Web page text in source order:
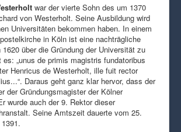
war der vierte Sohn des um 1370
von Westerholt. Seine Ausbildung wird
Universitäten bekommen haben. In einem
in Köln ist eine nachträgliche
über die Gründung der Universität zu
„unus de primis magistris fundatoribus
Henricus de Westerholt, ille fuit rector
Daraus geht ganz klar hervor, dass der
der Gründungsmagister der Kölner
wurde auch der 9. Rektor dieser
Seine Amtszeit dauerte vom 25.